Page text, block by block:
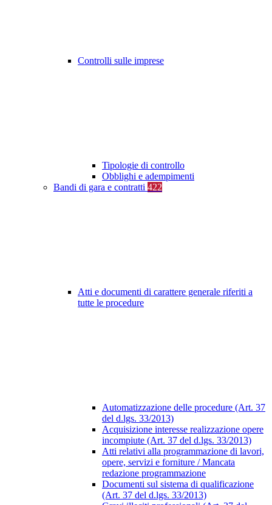
Controlli sulle imprese
Tipologie di controllo
Obblighi e adempimenti
Bandi di gara e contratti 422
Atti e documenti di carattere generale riferiti a
tutte le procedure
Automatizzazione delle procedure (Art. 37
del d.lgs. 33/2013)
Acquisizione interesse realizzazione opere
incompiute (Art. 37 del d.lgs. 33/2013)
Atti relativi alla programmazione di lavori,
opere, servizi e forniture / Mancata
redazione programmazione
Documenti sul sistema di qualificazione
(Art. 37 del d.lgs. 33/2013)